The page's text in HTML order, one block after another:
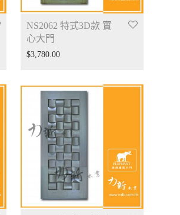
NS2062 特式3D款 實
心大門
$3,780.00